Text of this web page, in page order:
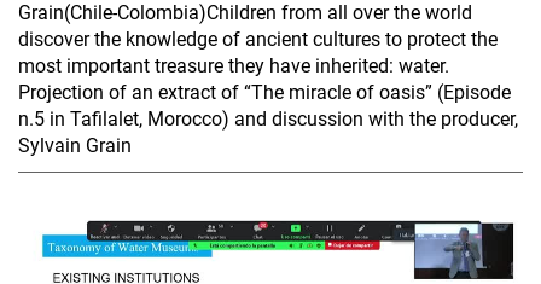
Grain(Chile-Colombia)Children from all over the world
discover the knowledge of ancient cultures to protect the
most important treasure they have inherited: water.
Projection of an extract of “The miracle of oasis” (Episode
n.5 in Tafilalet, Morocco) and discussion with the producer,
Sylvain Grain